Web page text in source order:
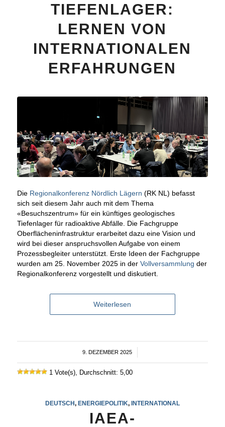
TIEFENLAGER:
LERNEN VON
INTERNATIONALEN
ERFAHRUNGEN
Die Regionalkonferenz Nördlich Lägern (RK NL) befasst
sich seit diesem Jahr auch mit dem Thema
«Besuchszentrum» für ein künftiges geologisches
Tiefenlager für radioaktive Abfälle. Die Fachgruppe
Oberflächen­infrastruktur erarbeitet dazu eine Vision und
wird bei dieser anspruchsvollen Aufgabe von einem
Prozessbegleiter unterstützt. Erste Ideen der Fachgruppe
wurden am 25. November 2025 in der Vollversammlung der
Regionalkonferenz vorgestellt und diskutiert.
Weiterlesen
9. DEZEMBER 2025
/
1 Vote(s), Durchschnitt: 5,00
DEUTSCH, ENERGIEPOLITIK, INTERNATIONAL
IAEA-